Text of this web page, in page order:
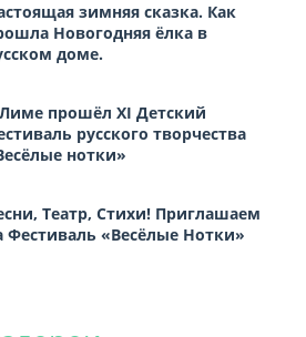
зимняя сказка. Как
Новогодняя ёлка в
доме.
прошёл XI Детский
русского творчества
нотки»
Театр, Стихи! Приглашаем
Фестиваль «Весёлые Нотки»